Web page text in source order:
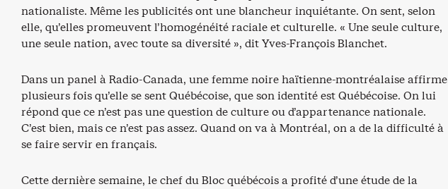
nationaliste. Même les publicités ont une blancheur inquiétante. On sent, selon
elle, qu’elles promeuvent l’homogénéité raciale et culturelle. « Une seule culture,
une seule nation, avec toute sa diversité », dit Yves-François Blanchet.
Dans un panel à Radio-Canada, une femme noire haïtienne-montréalaise affirme
plusieurs fois qu’elle se sent Québécoise, que son identité est Québécoise. On lui
répond que ce n’est pas une question de culture ou d’appartenance nationale.
C’est bien, mais ce n’est pas assez. Quand on va à Montréal, on a de la difficulté à
se faire servir en français.
Cette dernière semaine, le chef du Bloc québécois a profité d’une étude de la